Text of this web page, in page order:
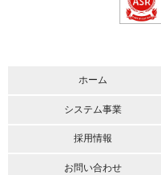
ホーム
システム事業
採用情報
お問い合わせ